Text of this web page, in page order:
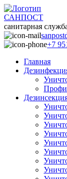
САНПОСТ
санитарная
+7
Главная